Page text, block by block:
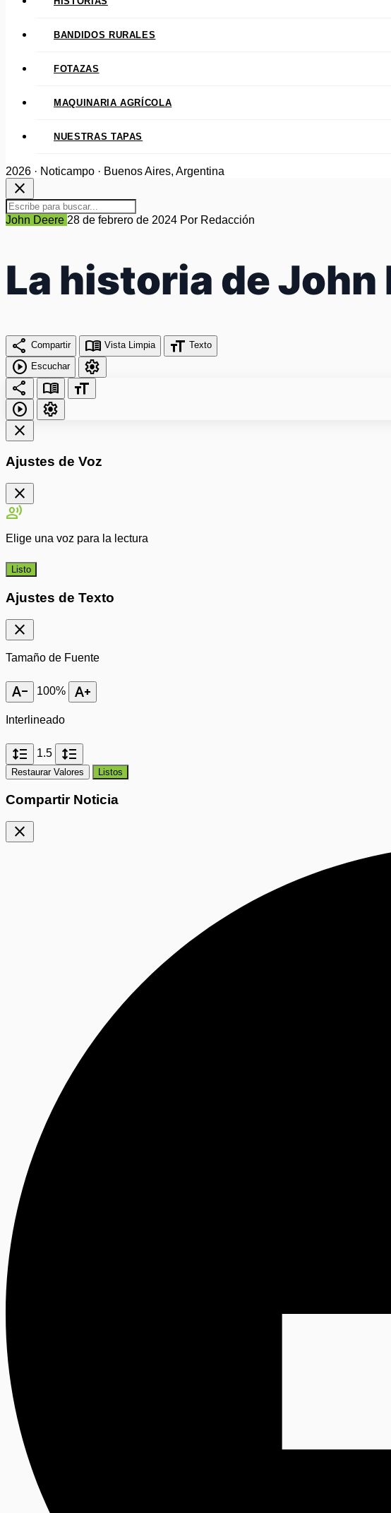
BANDIDOS RURALES
FOTAZAS
MAQUINARIA AGRÍCOLA
NUESTRAS TAPAS
2026 · Noticampo · Buenos Aires, Argentina
close
John Deere 28 de febrero de 2024 Por Redacción
La historia de
share Compartir menu_book Vista Limpia format_size Texto
play_circle Escuchar
settings
share
menu_book
format_size
play_circle
settings
close
Ajustes de Voz
close
record_voice_over
Elige una voz para la lectura
Listo
Ajustes de Texto
close
Tamaño de Fuente
text_decrease 100% text_increase
Interlineado
format_line_spacing 1.5 format_line_spacing
Restaurar Valores Listos
Compartir Noticia
close